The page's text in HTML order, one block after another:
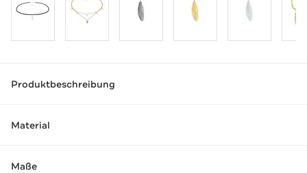
Produktbeschreibung
Material
Maße